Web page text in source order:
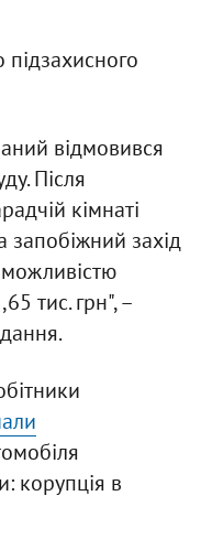
відмовився
Після
кімнаті
запобіжний захід
тис. грн", –
корупція в